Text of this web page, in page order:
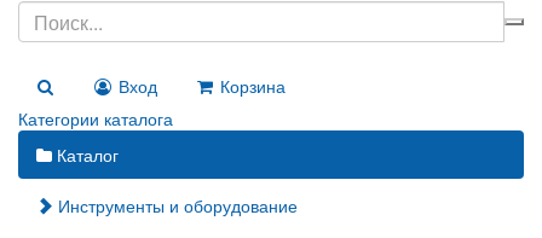
Вход
Корзина
Категории каталога
Каталог
Инструменты и оборудование